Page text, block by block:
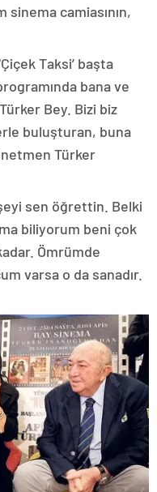
camiasının,
Taksi’ başta
bana ve
Bey. Bizi biz
buluşturan, buna
Türker
sen öğrettin. Belki
biliyorum beni çok
Ömrümde
varsa o da sanadır.